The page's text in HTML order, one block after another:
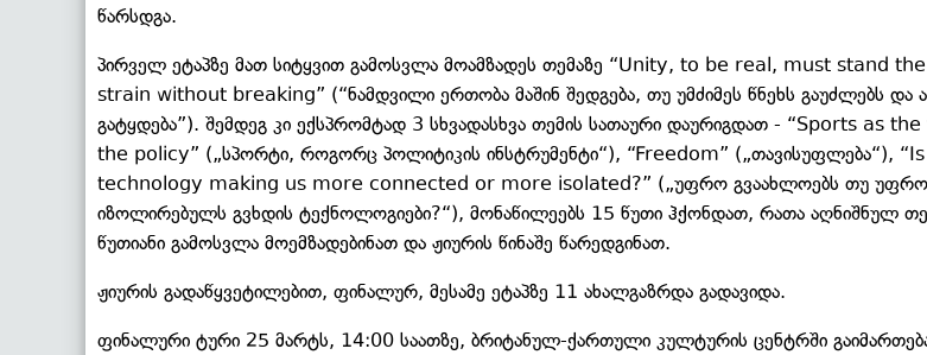
წარსდგა.
პირველ ეტაპზე მათ სიტყვით გამოსვლა მოამზადეს თემაზე “Unity, to be real, must stand
strain without breaking” (“ნამდვილი ერთობა მაშინ შედგება, თუ უმძიმეს წნეხს გაუძლებს და
გატყდება”). შემდეგ კი ექსპრომტად 3 სხვადასხვა თემის სათაური დაურიგდათ - “Sports as
the policy” („სპორტი, როგორც პოლიტიკის ინსტრუმენტი“), “Freedom” („თავისუფლება“), “Is
technology making us more connected or more isolated?” („უფრო გვაახლოებს თუ უფრო
იზოლირებულს გვხდის ტექნოლოგიები?“), მონაწილეებს 15 წუთი ჰქონდათ, რათა აღნიშნულ
წუთიანი გამოსვლა მოემზადებინათ და ჟიურის წინაშე წარედგინათ.
ჟიურის გადაწყვეტილებით, ფინალურ, მესამე ეტაპზე 11 ახალგაზრდა გადავიდა.
ფინალური ტური 25 მარტს, 14:00 საათზე, ბრიტანულ-ქართული კულტურის ცენტრში